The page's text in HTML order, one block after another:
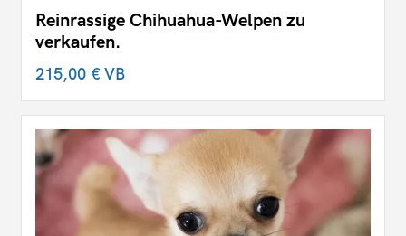
Reinrassige Chihuahua-Welpen zu
verkaufen.
215,00 €VB